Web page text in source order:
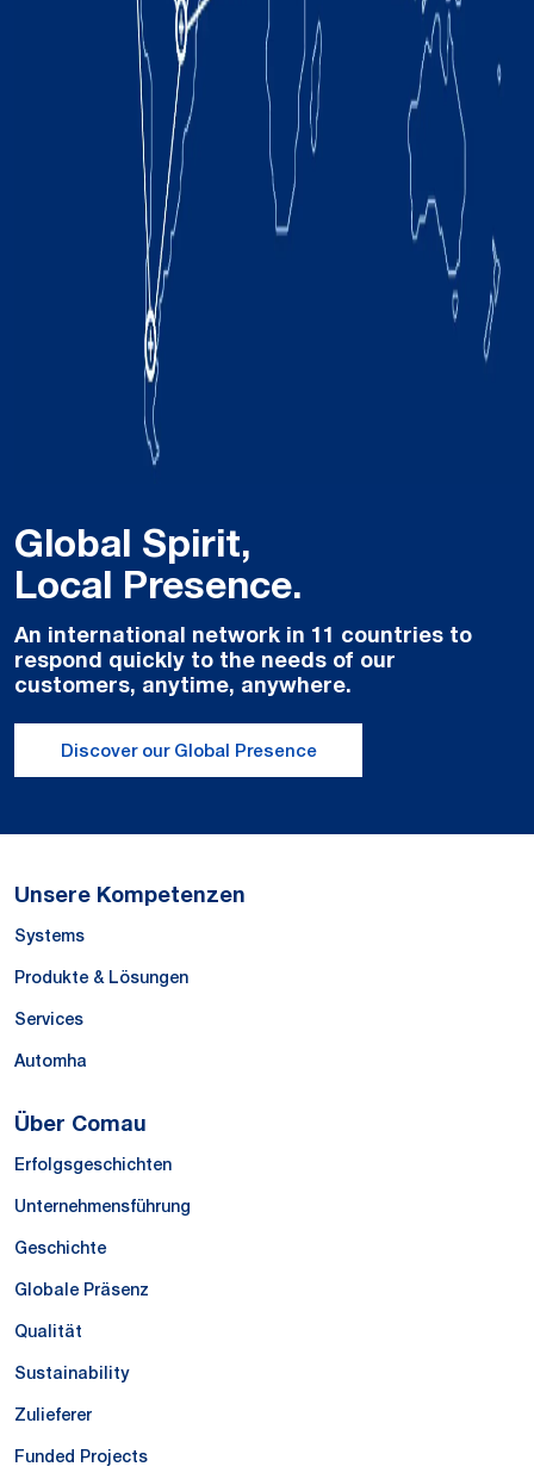
Global Spirit,
Local Presence.
An international network in 11 countries to
respond quickly to the needs of our
customers, anytime, anywhere.
Discover our Global Presence
Unsere Kompetenzen
Systems
Produkte & Lösungen
Services
Automha
Über Comau
Erfolgsgeschichten
Unternehmensführung
Geschichte
Globale Präsenz
Qualität
Sustainability
Zulieferer
Funded Projects